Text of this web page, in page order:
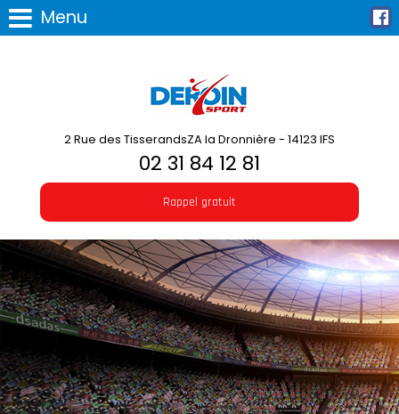
Menu
2 Rue des TisserandsZA la Dronnière - 14123 IFS
02 31 84 12 81
Rappel gratuit